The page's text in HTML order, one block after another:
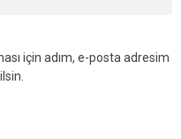
için adım, e-posta adresim